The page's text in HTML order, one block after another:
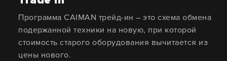
Программа CAIMAN трейд-ин – это схема обмена
подержанной техники на новую, при которой
стоимость старого оборудования вычитается из
цены нового.